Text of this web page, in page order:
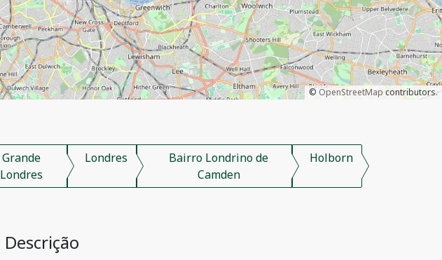
©OpenStreetMapcontributors.
Grande
Londres
Londres
Bairro Londrino de
Camden
Holborn
Descrição